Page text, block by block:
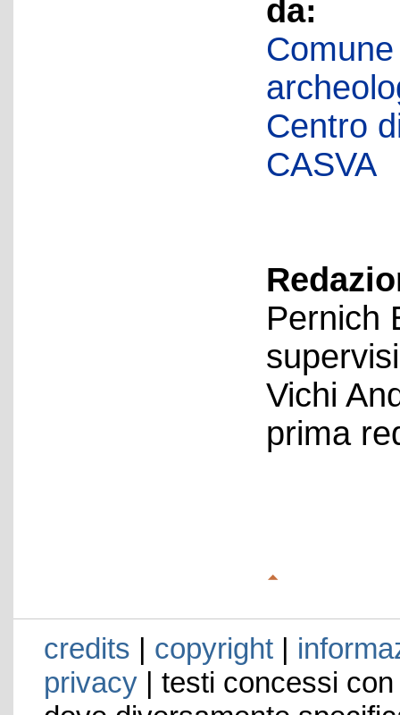
da:
Centro
CASVA
Pernich
Vichi
prima
credits | copyright|
privacy| testi concessi